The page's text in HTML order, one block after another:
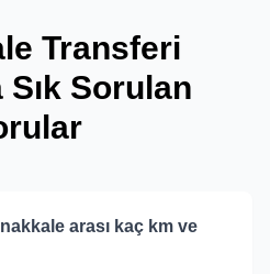
Transferi
Sık Sorulan
arası kaç km ve